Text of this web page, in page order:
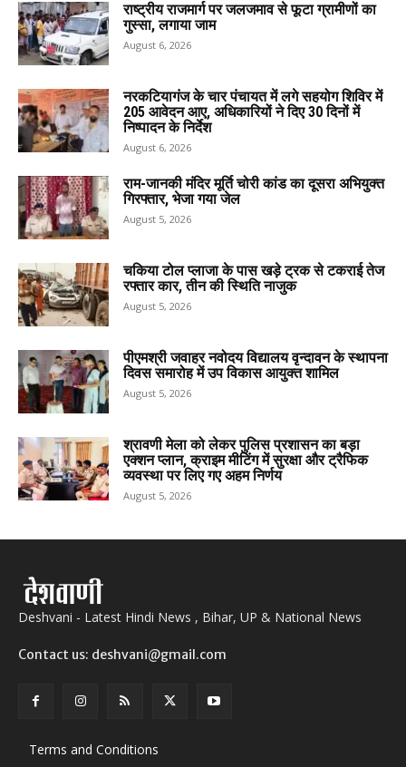
राष्ट्रीय राजमार्ग पर जलजमाव से फूटा ग्रामीणों का
गुस्सा, लगाया जाम
August 6, 2026
नरकटियागंज के चार पंचायत में लगे सहयोग शिविर में
205 आवेदन आए, अधिकारियों ने दिए 30 दिनों में
निष्पादन के निर्देश
August 6, 2026
राम-जानकी मंदिर मूर्ति चोरी कांड का दूसरा अभियुक्त
गिरफ्तार, भेजा गया जेल
August 5, 2026
चकिया टोल प्लाजा के पास खड़े ट्रक से टकराई तेज
रफ्तार कार, तीन की स्थिति नाजुक
August 5, 2026
पीएमश्री जवाहर नवोदय विद्यालय वृन्दावन के स्थापना
दिवस समारोह में उप विकास आयुक्त शामिल
August 5, 2026
श्रावणी मेला को लेकर पुलिस प्रशासन का बड़ा
एक्शन प्लान, क्राइम मीटिंग में सुरक्षा और ट्रैफिक
व्यवस्था पर लिए गए अहम निर्णय
August 5, 2026
Deshvani - Latest Hindi News , Bihar, UP & National News
Contact us: deshvani@gmail.com
Terms and Conditions